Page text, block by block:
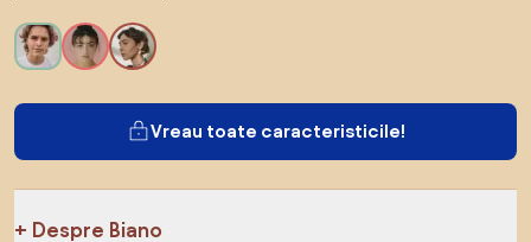
Vreau toate caracteristicile!
Despre Biano